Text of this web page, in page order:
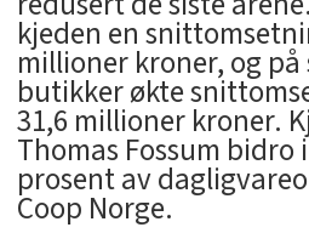
kjeden en
millioner kroner, og
butikker økte
31,6 millioner kroner.
Thomas Fossum bidro
prosent av
Coop Norge.